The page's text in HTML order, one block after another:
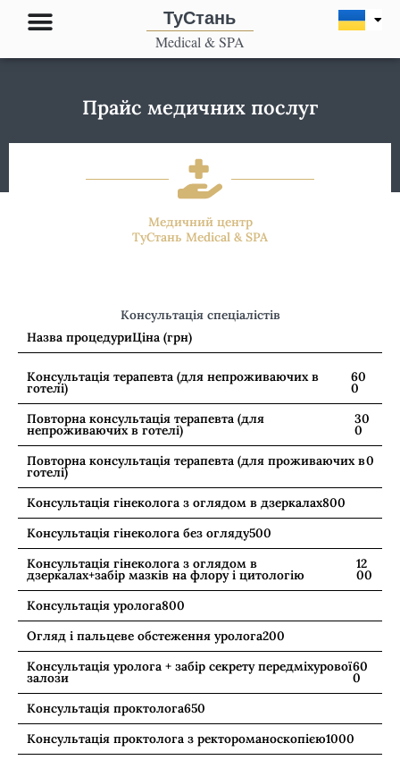
ТуСтань
Medical & SPA
Прайс медичних послуг
Медичний центр
ТуСтань Medical & SPA
Консультація спеціалістів
Назва процедуриЦіна (грн)
Консультація терапевта (для непроживаючих в
готелі)
60
0
Повторна консультація терапевта (для
непроживаючих в готелі)
30
0
Повторна консультація терапевта (для проживаючих в
готелі)
0
Консультація гінеколога з оглядом в дзеркалах800
Консультація гінеколога без огляду500
Консультація гінеколога з оглядом в
дзеркалах+забір мазків на флору і цитологію
12
00
Консультація уролога800
Огляд і пальцеве обстеження уролога200
Консультація уролога + забір секрету передміхурової
залози
60
0
Консультація проктолога650
Консультація проктолога з ректороманоскопією1000